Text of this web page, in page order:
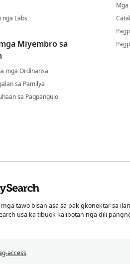
nga Labs
Miyembro sa
mga Ordinansa
sa Pamilya
sa Pagpangulo
mga tawo bisan asa sa pakigkonektar sa
usa ka tibuok kalibotan nga dili
access